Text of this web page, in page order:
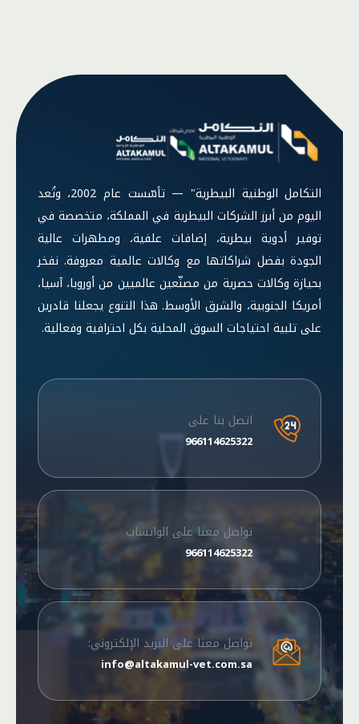
التكامل الوطنية البيطرية" — تأسّست عام 2002، وتُعد
اليوم من أبرز الشركات البيطرية في المملكة، متخصصة في
توفير أدوية بيطرية، إضافات علفية، ومطهرات عالية
الجودة بفضل شراكاتها مع وكالات عالمية معروفة. نفخر
بحيازة وكالات حصرية من مصنّعين عالميين من أوروبا، آسيا،
أمريكا الجنوبية، والشرق الأوسط. هذا التنوع يجعلنا قادرين
على تلبية احتياجات السوق المحلية بكل احترافية وفعالية.
اتصل بنا على
966114625322
تواصل معنا على الواتساب
966114625322
تواصل معنا على البريد الإلكتروني:
info@altakamul-vet.com.sa